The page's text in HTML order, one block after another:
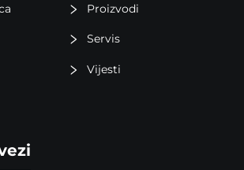
Proizvodi
Servis
Vijesti